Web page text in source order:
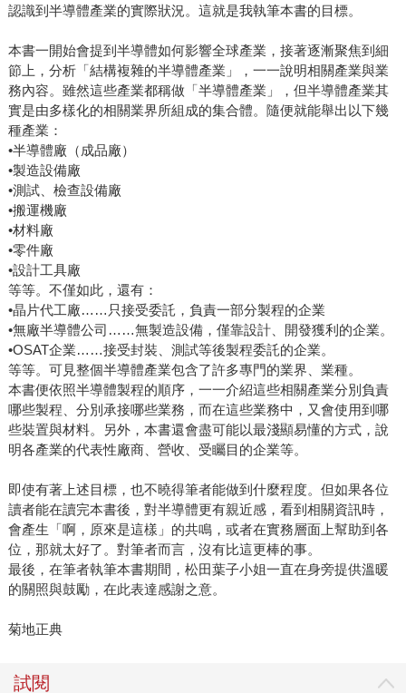
認識到半導體產業的實際狀況。這就是我執筆本書的目標。
本書一開始會提到半導體如何影響全球產業，接著逐漸聚焦到細
節上，分析「結構複雜的半導體產業」，一一說明相關產業與業
務內容。雖然這些產業都稱做「半導體產業」，但半導體產業其
實是由多樣化的相關業界所組成的集合體。隨便就能舉出以下幾
種產業：
•半導體廠（成品廠）
•製造設備廠
•測試、檢查設備廠
•搬運機廠
•材料廠
•零件廠
•設計工具廠
等等。不僅如此，還有：
•晶片代工廠……只接受委託，負責一部分製程的企業
•無廠半導體公司……無製造設備，僅靠設計、開發獲利的企業。
•OSAT企業……接受封裝、測試等後製程委託的企業。
等等。可見整個半導體產業包含了許多專門的業界、業種。
本書便依照半導體製程的順序，一一介紹這些相關產業分別負責
哪些製程、分別承接哪些業務，而在這些業務中，又會使用到哪
些裝置與材料。另外，本書還會盡可能以最淺顯易懂的方式，說
明各產業的代表性廠商、營收、受矚目的企業等。
即使有著上述目標，也不曉得筆者能做到什麼程度。但如果各位
讀者能在讀完本書後，對半導體更有親近感，看到相關資訊時，
會產生「啊，原來是這樣」的共鳴，或者在實務層面上幫助到各
位，那就太好了。對筆者而言，沒有比這更棒的事。
最後，在筆者執筆本書期間，松田葉子小姐一直在身旁提供溫暖
的關照與鼓勵，在此表達感謝之意。
菊地正典
試閱